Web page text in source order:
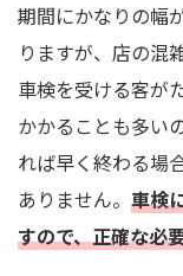
期間にかなりの幅
りますが、店の混
車検を受ける客が
かかることも多い
れば早く終わる場
ありません。 車検
すので、正確な必